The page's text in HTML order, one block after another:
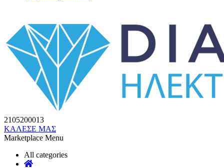
2105200013
ΚΑΛΕΣΕ ΜΑΣ
Marketplace Menu
All categories